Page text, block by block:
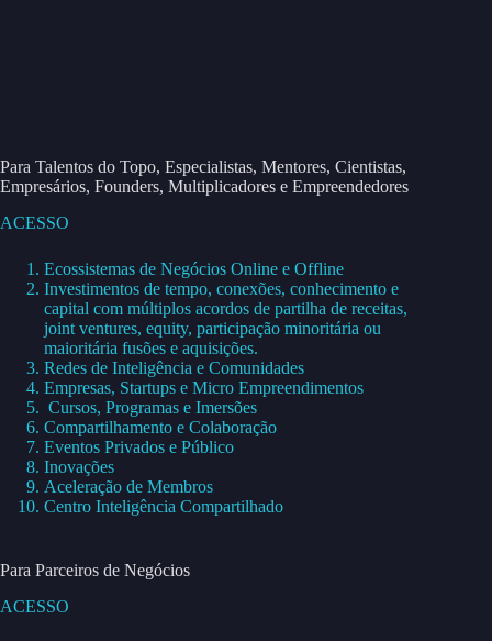
Para Talentos do Topo, Especialistas, Mentores, Cientistas,
Empresários, Founders, Multiplicadores e Empreendedores
ACESSO
Ecossistemas de Negócios Online e Offline
Investimentos de tempo, conexões, conhecimento e
capital com múltiplos acordos de partilha de receitas,
joint ventures, equity, participação minoritária ou
maioritária fusões e aquisições.
Redes de Inteligência e Comunidades
Empresas, Startups e Micro Empreendimentos
Cursos, Programas e Imersões
Compartilhamento e Colaboração
Eventos Privados e Público
Inovações
Aceleração de Membros
Centro Inteligência Compartilhado
Para Parceiros de Negócios
ACESSO